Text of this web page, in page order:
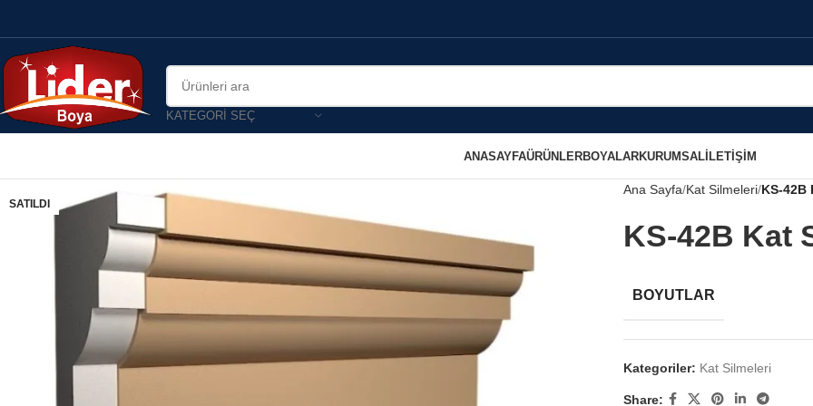
KATEGORI SEÇ
ANASAYFAÜRÜNLERBOYALARKURUMSALİLETIŞIM
SATILDI
Ana Sayfa Kat Silmeleri KS-42B
KS-42B Kat
BOYUTLAR
Kategoriler: Kat Silmeleri
Share: